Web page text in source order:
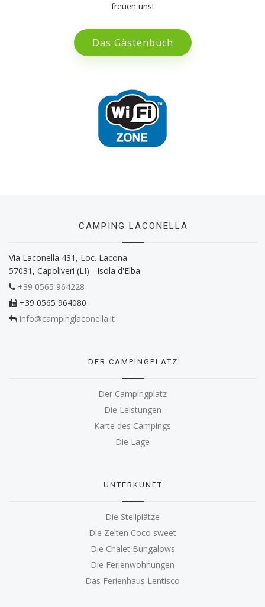
freuen uns!
Das Gästenbuch
CAMPING LACONELLA
Via Laconella 431, Loc. Lacona
57031, Capoliveri (LI) - Isola d'Elba
+39 0565 964228
+39 0565 964080
info@campinglaconella.it
DER CAMPINGPLATZ
Der Campingplatz
Die Leistungen
Karte des Campings
Die Lage
UNTERKUNFT
Die Stellplätze
Die Zelten Coco sweet
Die Chalet Bungalows
Die Ferienwohnungen
Das Ferienhaus Lentisco